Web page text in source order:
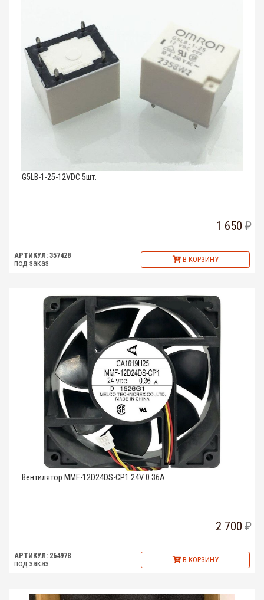
G5LB-1-25-12VDC 5шт.
1 650
АРТИКУЛ: 357428
под заказ В КОРЗИНУ
Вентилятор MMF-12D24DS-CP1 24V 0.36A
2 700
АРТИКУЛ: 264978
под заказ В КОРЗИНУ